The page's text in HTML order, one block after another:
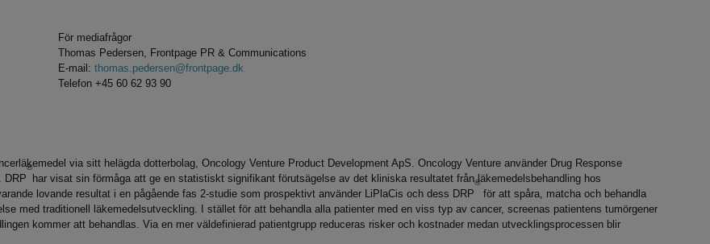
För mediafrågor
Thomas Pedersen, Frontpage PR & Communications
E-mail: thomas.pedersen@frontpage.dk
Telefon +45 60 62 93 90
via sitt helägda dotterbolag, Oncology Venture Product Development ApS. Oncology Venture använder Drug Response
DRP
®
har visat sin förmåga att ge en statistiskt signifikant förutsägelse av det kliniska resultatet från läkemedelsbehandling hos
lovande resultat i en pågående fas 2-studie som prospektivt använder LiPlaCis och dess DRP
®
för att spåra, matcha och behandla
med traditionell läkemedelsutveckling. I stället för att behandla alla patienter med en viss typ av cancer, screenas patientens tumörgener
kommer att behandlas. Via en mer väldefinierad patientgrupp reduceras risker och kostnader medan utvecklingsprocessen blir